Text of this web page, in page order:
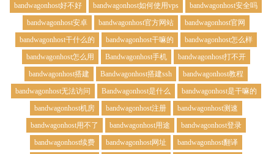
bandwagonhost好不好
bandwagonhost如何使用vps
bandwagonhost安全吗
bandwagonhost安卓
bandwagonhost官方网站
bandwagonhost官网
bandwagonhost干什么的
bandwagonhost干嘛的
bandwagonhost怎么样
bandwagonhost怎么用
Bandwagonhost手机
bandwagonhost打不开
bandwagonhost搭建
Bandwagonhost搭建ssh
bandwagonhost教程
bandwagonhost无法访问
Bandwagonhost是什么
bandwagonhost是干嘛的
bandwagonhost机房
bandwagonhost注册
bandwagonhost测速
bandwagonhost用不了
bandwagonhost用途
bandwagonhost登录
bandwagonhost续费
bandwagonhost网址
bandwagonhost翻译